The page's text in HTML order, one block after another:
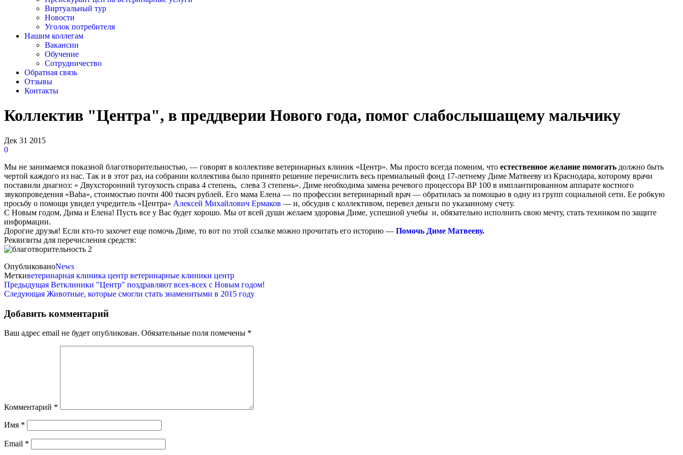
Виртуальный тур
Новости
Уголок потребителя
Нашим коллегам
Вакансии
Обучение
Сотрудничество
Обратная связь
Отзывы
Контакты
Коллектив "Центра", в преддверии Нового года, помог слабослышащему мальчику
Дек 31 2015
0
Мы не занимаемся показной благотворительностью, — говорят в коллективе ветеринарных клиник «Центр». Мы просто всегда помним, что естественное желание помогать должно быть
чертой каждого из нас. Так и в этот раз, на собрании коллектива было принято решение перечислить весь премиальный фонд 17-летнему Диме Матвееву из Краснодара, которому врачи
поставили диагноз: » Двухсторонний тугоухость справа 4 степень, слева 3 степень». Диме необходима замена речевого процессора ВР 100 в имплантированном аппарате костного
звукопроведения «Baha», стоимостью почти 400 тысяч рублей. Его мама Елена — по профессии ветеринарный врач — обратилась за помощью в одну из групп социальной сети. Ее робкую
просьбу о помощи увидел учредитель «Центра» Алексей Михайлович Ермаков — и, обсудив с коллективом, перевел деньги по указанному счету.
С Новым годом, Дима и Елена! Пусть все у Вас будет хорошо. Мы от всей души желаем здоровья Диме, успешной учебы и, обязательно исполнить свою мечту, стать техником по защите
информации.
Дорогие друзья! Если кто-то захочет еще помочь Диме, то вот по этой ссылке можно прочитать его историю — Помочь Диме Матвееву.
Реквизиты для перечисления средств:
ОпубликованоNews
Меткиветеринарная клиника центр ветеринарные клиники центр
Предыдущая Ветклиники "Центр" поздравляют всех-всех с Новым годом!
Следующая Животные, которые смогли стать знаменитыми в 2015 году
Добавить комментарий
Ваш адрес email не будет опубликован. Обязательные поля помечены *
Комментарий *
Имя *
Email *